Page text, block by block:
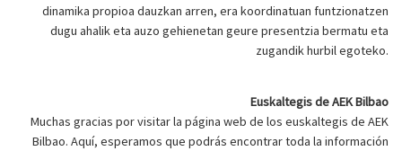
dinamika propioa dauzkan arren, era koordinatuan funtzionatzen
dugu ahalik eta auzo gehienetan geure presentzia bermatu eta
zugandik hurbil egoteko.
Euskaltegis de AEK Bilbao
Muchas gracias por visitar la página web de los euskaltegis de AEK
Bilbao. Aquí, esperamos que podrás encontrar toda la información